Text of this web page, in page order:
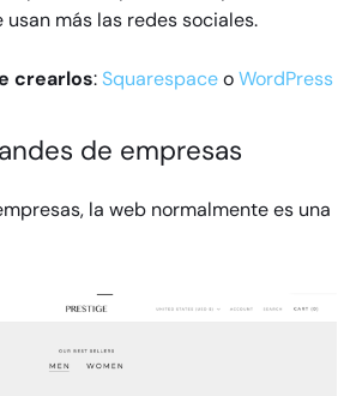
más las redes sociales.
crearlos:SquarespaceoWordPress
de empresas
la web normalmente es una